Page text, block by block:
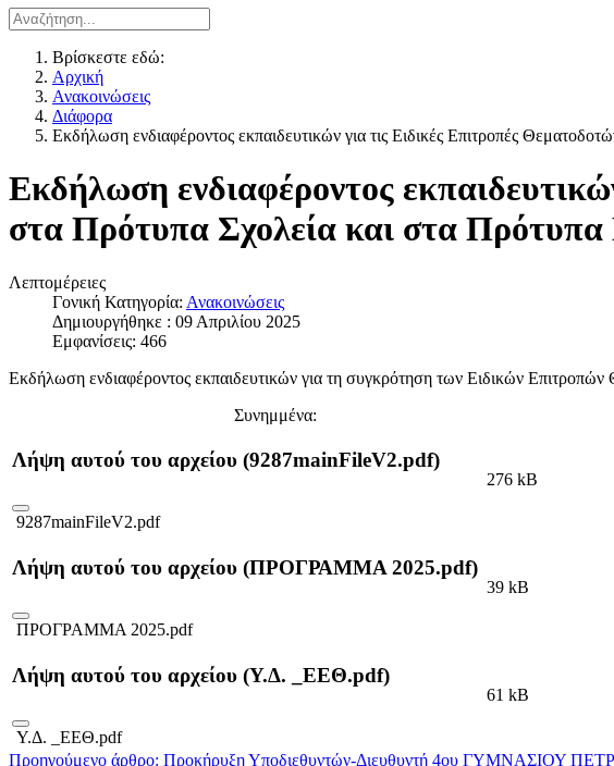
Βρίσκεστε εδώ:
Αρχική
Ανακοινώσεις
Διάφορα
Εκδήλωση ενδιαφέροντος εκπαιδευτικών για τις Ειδικές Επιτροπές
Εκδήλωση ενδιαφέροντος
στα Πρότυπα Σχολεία και στα Πρότυπα
Λεπτομέρειες
Γονική Κατηγορία: Ανακοινώσεις
Δημιουργήθηκε : 09 Απριλίου 2025
Εμφανίσεις: 466
Εκδήλωση ενδιαφέροντος εκπαιδευτικών για τη συγκρότηση των Ειδικών
Συνημμένα:
Λήψη αυτού του αρχείου (9287mainFileV2.pdf)
9287mainFileV2.pdf
276 kB
Λήψη αυτού του αρχείου (ΠΡΟΓΡΑΜΜΑ 2025.pdf)
ΠΡΟΓΡΑΜΜΑ 2025.pdf
39 kB
Λήψη αυτού του αρχείου (Υ.Δ. _ΕΕΘ.pdf)
Υ.Δ. _ΕΕΘ.pdf
61 kB
Προηγούμενο άρθρο: Προκήρυξη Υποδιεθυντών-Διευθυντή 4ου ΓΥΜΝΑΣΙΟΥ